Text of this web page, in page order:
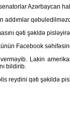
Azərbaycan
addımlar
qəti şəkldə
Facebook
Lakin
bildirib.
reydini qəti şəkildə